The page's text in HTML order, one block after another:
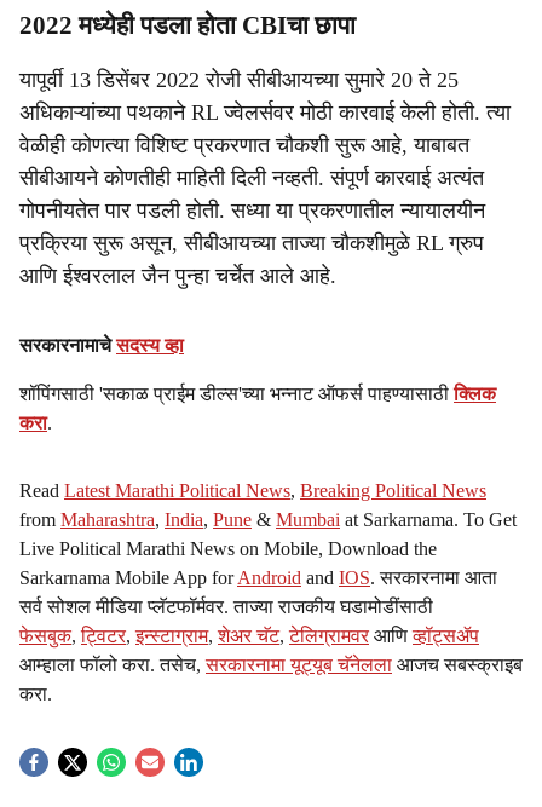
2022 मध्येही पडला होता CBIचा छापा
यापूर्वी 13 डिसेंबर 2022 रोजी सीबीआयच्या सुमारे 20 ते 25
अधिकाऱ्यांच्या पथकाने RL ज्वेलर्सवर मोठी कारवाई केली होती. त्या
वेळीही कोणत्या विशिष्ट प्रकरणात चौकशी सुरू आहे, याबाबत
सीबीआयने कोणतीही माहिती दिली नव्हती. संपूर्ण कारवाई अत्यंत
गोपनीयतेत पार पडली होती. सध्या या प्रकरणातील न्यायालयीन
प्रक्रिया सुरू असून, सीबीआयच्या ताज्या चौकशीमुळे RL ग्रुप
आणि ईश्वरलाल जैन पुन्हा चर्चेत आले आहे.
सरकारनामाचेसदस्य व्हा
शॉपिंगसाठी 'सकाळ प्राईम डील्स'च्या भन्नाट ऑफर्स पाहण्यासाठीक्लिक
करा.
Read Latest Marathi Political News, Breaking Political News
from Maharashtra, India, Pune & Mumbai at Sarkarnama. To Get
Live Political Marathi News on Mobile, Download the
Sarkarnama Mobile App forAndroid and IOS. सरकारनामा आता
सर्व सोशल मीडिया प्लॅटफॉर्मवर. ताज्या राजकीय घडामोडींसाठी
फेसबुक,ट्विटर,इन्स्टाग्राम,शेअर चॅट,टेलिग्रामवर आणिव्हॉट्सॲप
आम्हाला फॉलो करा. तसेच,सरकारनामा यूट्यूब चॅनेलला आजच सबस्क्राइब
करा.